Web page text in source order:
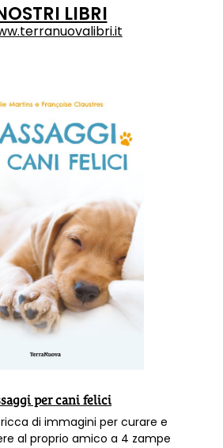
LIBRI
per cani felici
di immagini per curare e
offrire benessere al proprio amico a 4 zampe